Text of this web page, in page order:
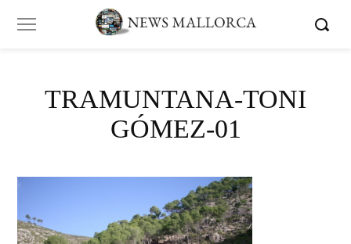
TRAMUNTANA-TONI
GÓMEZ-01